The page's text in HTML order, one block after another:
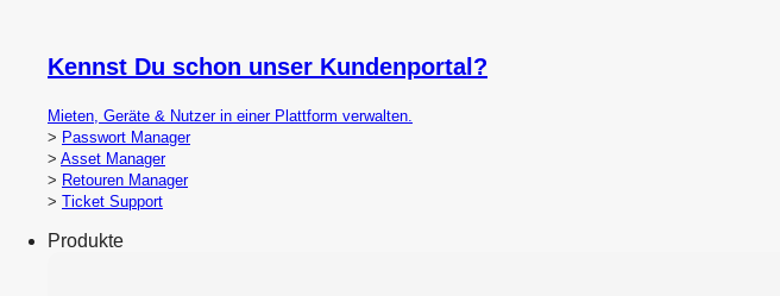
Kennst Du schon unser Kundenportal?
Mieten, Geräte & Nutzer in einer Plattform verwalten.
> Passwort Manager
> Asset Manager
> Retouren Manager
> Ticket Support
Produkte